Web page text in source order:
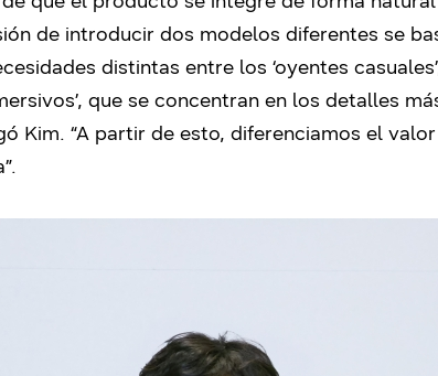
de introducir dos modelos diferentes se
distintas entre los ‘oyentes
que se concentran en los detalles
Kim. “A partir de esto, diferenciamos el